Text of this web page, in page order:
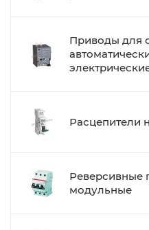
Приводы для
Расцепители
Реверсивные
модульные